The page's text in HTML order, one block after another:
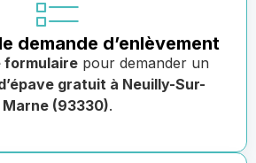
demande d’enlèvement
formulaire pour demander un
gratuit à Neuilly-Sur-
Marne (93330).